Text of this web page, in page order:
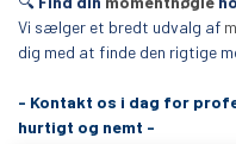
Vi sælger et bredt udvalg af
dig med at finde den rigtige
- Kontakt os i dag for
hurtigt og nemt -